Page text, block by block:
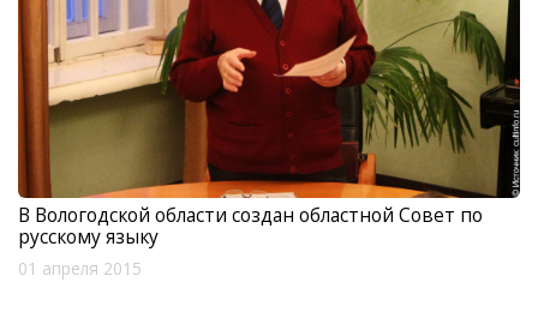
В Вологодской области создан областной Совет по
русскому языку
01 апреля 2015